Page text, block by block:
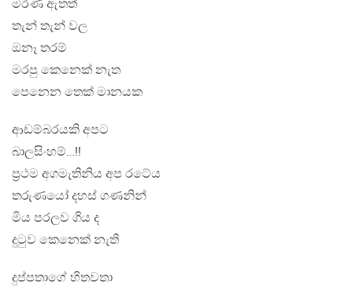
මරණ ඇතත්
තැන් තැන් වල
ඔනෑ තරම්
මරපු කෙනෙක් නැත
පෙනෙන තෙක් මානයක
ආඩම්බරයකි අපට
බාලසිංහම්…!!
ප්‍රථම අගමැතිනිය අප රටේය
තරුණයෝ දහස් ගණනින්
මිය පරලව ගිය ද
දුටුව කෙනෙක් නැති
දුප්පතාගේ හිතවතා